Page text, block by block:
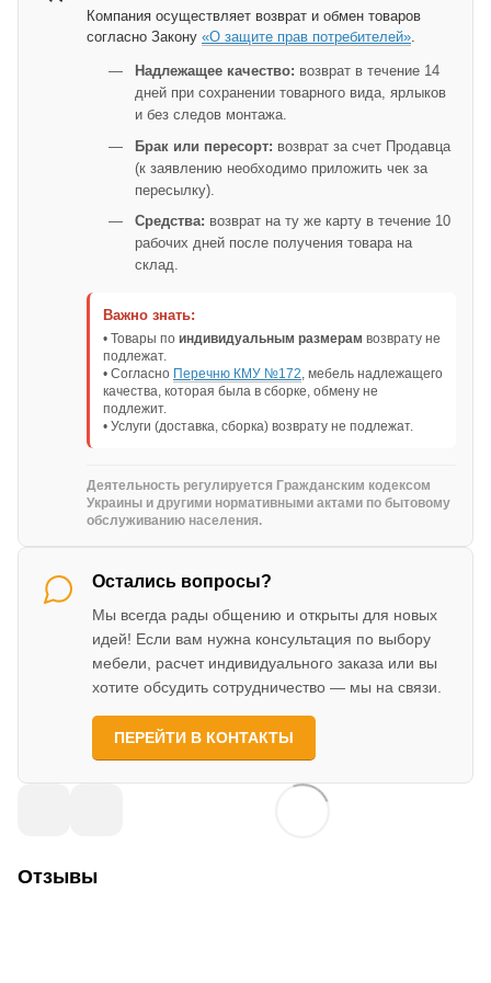
Компания осуществляет возврат и обмен товаров
согласно Закону «О защите прав потребителей».
Надлежащее качество: возврат в течение 14
дней при сохранении товарного вида, ярлыков
и без следов монтажа.
Брак или пересорт: возврат за счет Продавца
(к заявлению необходимо приложить чек за
пересылку).
Средства: возврат на ту же карту в течение 10
рабочих дней после получения товара на
склад.
Важно знать:
• Товары по индивидуальным размерам возврату не
подлежат.
• Согласно Перечню КМУ №172, мебель надлежащего
качества, которая была в сборке, обмену не
подлежит.
• Услуги (доставка, сборка) возврату не подлежат.
Деятельность регулируется Гражданским кодексом
Украины и другими нормативными актами по бытовому
обслуживанию населения.
Остались вопросы?
Мы всегда рады общению и открыты для новых
идей! Если вам нужна консультация по выбору
мебели, расчет индивидуального заказа или вы
хотите обсудить сотрудничество — мы на связи.
ПЕРЕЙТИ В КОНТАКТЫ
Отзывы